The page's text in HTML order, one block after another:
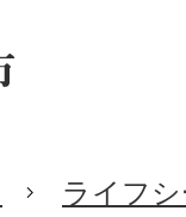
ライフ